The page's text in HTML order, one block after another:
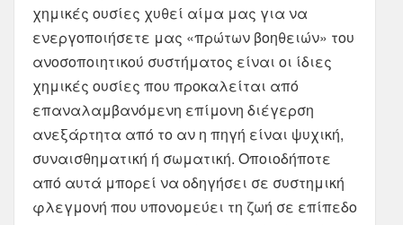
χημικές ουσίες χυθεί αίμα μας για να
ενεργοποιήσετε μας «πρώτων βοηθειών» του
ανοσοποιητικού συστήματος είναι οι ίδιες
χημικές ουσίες που προκαλείται από
επαναλαμβανόμενη επίμονη διέγερση
ανεξάρτητα από το αν η πηγή είναι ψυχική,
συναισθηματική ή σωματική. Οποιοδήποτε
από αυτά μπορεί να οδηγήσει σε συστημική
φλεγμονή που υπονομεύει τη ζωή σε επίπεδο